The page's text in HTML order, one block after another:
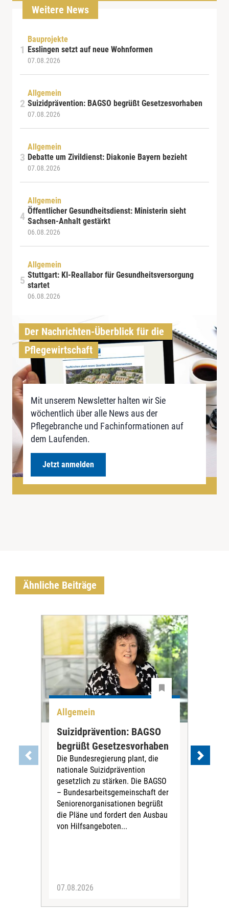
Weitere News
Bauprojekte
Esslingen setzt auf neue Wohnformen
07.08.2026
Allgemein
Suizidprävention: BAGSO begrüßt Gesetzesvorhaben
07.08.2026
Allgemein
Debatte um Zivildienst: Diakonie Bayern bezieht
07.08.2026
Allgemein
Öffentlicher Gesundheitsdienst: Ministerin sieht
Sachsen-Anhalt gestärkt
06.08.2026
Allgemein
Stuttgart: KI-Reallabor für Gesundheitsversorgung
startet
06.08.2026
Der Nachrichten-Überblick für die
Pflegewirtschaft
Mit unserem Newsletter halten wir Sie
wöchentlich über alle News aus der
Pflegebranche und Fachinformationen auf
dem Laufenden.
Jetzt anmelden
Ähnliche Beiträge
Allgemein
Suizidprävention: BAGSO
begrüßt Gesetzesvorhaben
Die Bundesregierung plant, die
nationale Suizidprävention
gesetzlich zu stärken. Die BAGSO
– Bundesarbeitsgemeinschaft der
Seniorenorganisationen begrüßt
die Pläne und fordert den Ausbau
von Hilfsangeboten...
07.08.2026